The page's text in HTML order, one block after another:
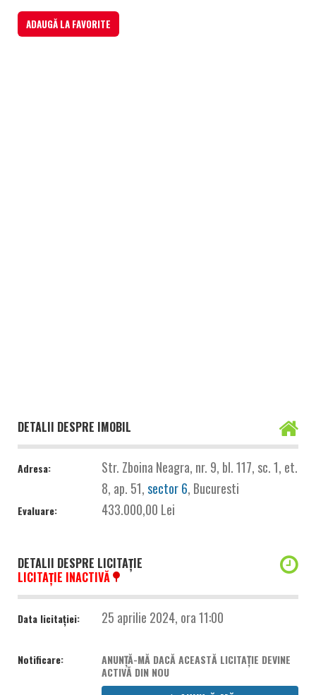
ADAUGĂ LA FAVORITE
DETALII DESPRE IMOBIL
Adresa:
Str. Zboina Neagra, nr. 9, bl. 117, sc. 1, et.
8, ap. 51,sector 6, Bucuresti
Evaluare: 433.000,00 Lei
DETALII DESPRE LICITAȚIE
LICITAȚIE INACTIVĂ
Data licitației: 25 aprilie 2024, ora 11:00
Notificare:
ANUNȚĂ-MĂ DACĂ ACEASTĂ LICITAȚIE DEVINE
ACTIVĂ DIN NOU